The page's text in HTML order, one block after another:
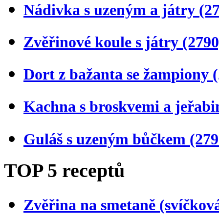
Nádivka s uzeným a játry
Zvěřinové koule s játry
Dort z bažanta se žampiony
Kachna s broskvemi a
Guláš s uzeným bůčkem
TOP 5 receptů
Zvěřina na smetaně